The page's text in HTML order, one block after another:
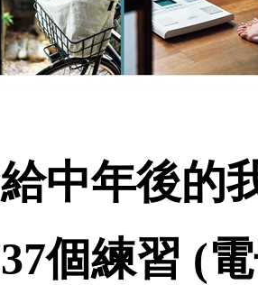
中年後的
個練習 (